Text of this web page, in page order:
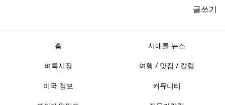
글쓰기
홈 시애틀 뉴스
벼룩시장 여행 / 맛집 / 칼럼
미국 정보 커뮤니티